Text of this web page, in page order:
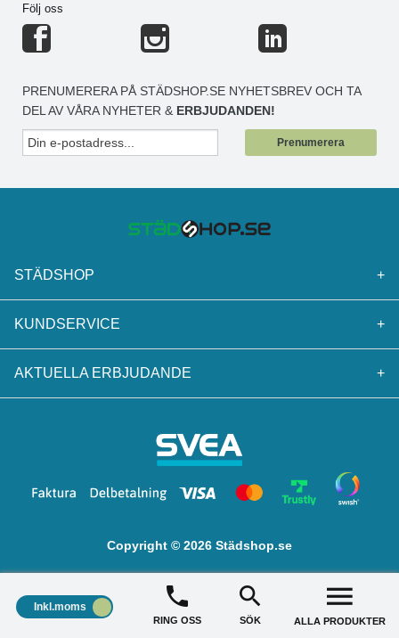
Följ oss
PRENUMERERA PÅ STÄDSHOP.SE NYHETSBREV OCH TA
DEL AV VÅRA NYHETER & ERBJUDANDEN!
Prenumerera
STÄDSHOP +
KUNDSERVICE +
AKTUELLA ERBJUDANDE +
Copyright © 2026 Städshop.se
Inkl.moms
RING OSS SÖK ALLA PRODUKTER